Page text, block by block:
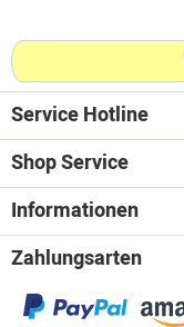
Service Hotline
Shop Service
Informationen
Zahlungsarten